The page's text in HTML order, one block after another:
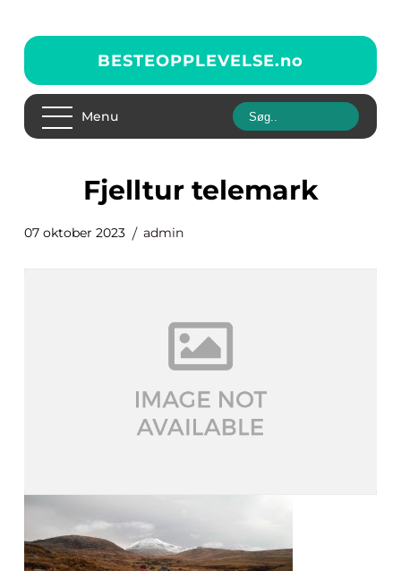
BESTEOPPLEVELSE.no
Menu
fjelltur telemark
07 oktober 2023 admin